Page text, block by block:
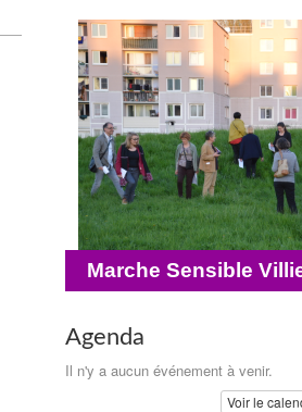
Marche Sensible
Agenda
Il n'y a aucun événement à venir.
Voir le